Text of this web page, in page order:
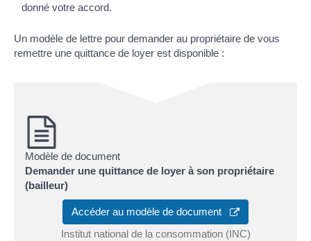
donné votre accord.
Un modèle de lettre pour demander au propriétaire de vous
remettre une quittance de loyer est disponible :
Modèle de document
Demander une quittance de loyer à son propriétaire
(bailleur)
Accéder au modèle de document
Institut national de la consommation (INC)